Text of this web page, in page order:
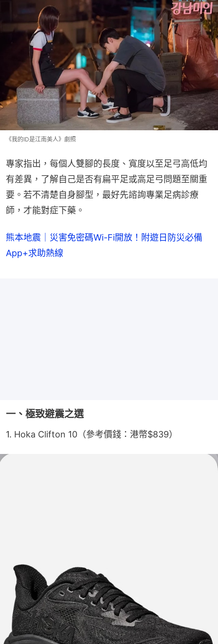
《我的ID是江南美人》劇照
專家指出，每個人雙腳的長度、寬度以至足弓高低均
有差異，了解自己是否有扁平足或高足弓問題至關重
要。若不清楚自身腳型，最好先諮詢專業足病診療
師，才能對症下藥。
熊本地震｜災害免密碼Wi-Fi開放！附遊日防災必備
App+求助熱線
一、極致避震之選
1. Hoka Clifton 10（參考價錢：港幣$839）